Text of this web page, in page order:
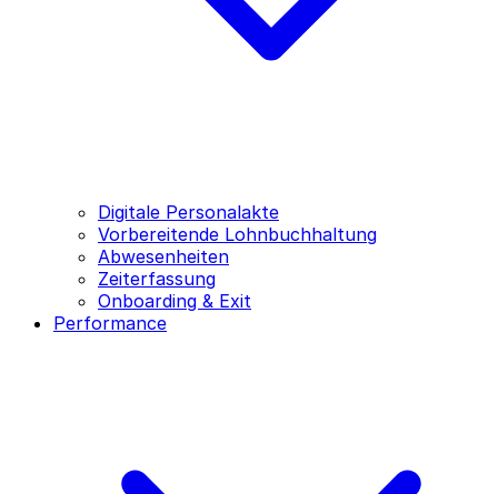
Digitale Personalakte
Vorbereitende Lohnbuchhaltung
Abwesenheiten
Zeiterfassung
Onboarding & Exit
Performance